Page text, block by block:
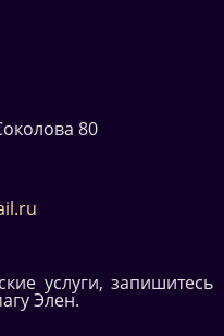
80
услуги, запишитесь
Элен.